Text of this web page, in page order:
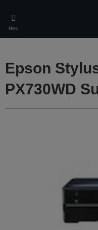
main
content
Menu
Epson
PX730WD